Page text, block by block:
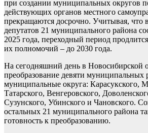
при создании муниципальных округов
действующих органов местного
прекращаются досрочно. Учитывая, что
депутатов 21 муниципального района
2025 года, переходный период
их полномочий – до 2030 года.
На сегодняшний день в Новосибирской
преобразование девяти муниципальных
муниципальные округа: Карасукского,
Татарского, Венгеровского,
Сузунского, Убинского и Чановского.
остальных 21 муниципального района
готовность к преобразованию.